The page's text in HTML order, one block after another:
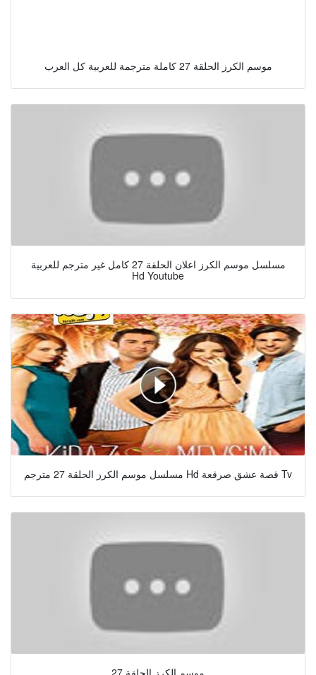
موسم الكرز الحلقة 27 كاملة مترجمة للعربية كل العرب
مسلسل موسم الكرز اعلان الحلقة 27 كامل غير مترجم للعربية
Hd Youtube
مسلسل موسم الكرز الحلقة 27 مترجم Hd قصة عشق صرقعة Tv
موسم الكرز الحلقة 27